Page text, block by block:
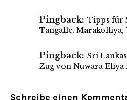
Pingback: Tipps für
Tangalle, Marakolliya,
Pingback: Sri
Zug von Nuwara Eliya
Schreibe einen